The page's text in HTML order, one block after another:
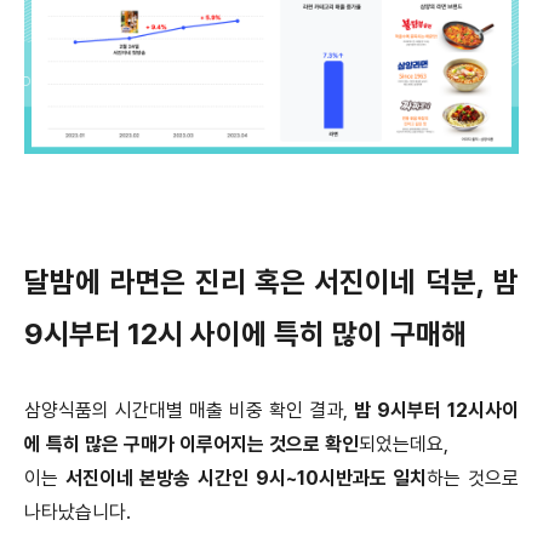
달밤에 라면은 진리 혹은 서진이네 덕분, 밤
9시부터 12시 사이에 특히 많이 구매해
삼양식품의 시간대별 매출 비중 확인 결과, 밤 9시부터 12시사이
에 특히 많은 구매가 이루어지는 것으로 확인되었는데요,
이는 서진이네 본방송 시간인 9시~10시반과도 일치하는 것으로
나타났습니다.